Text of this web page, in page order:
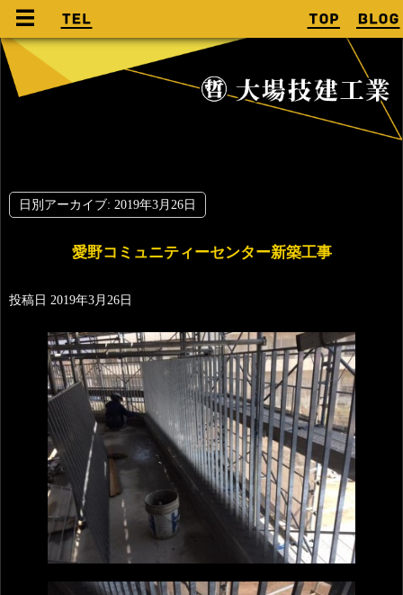
日別アーカイブ: 2019年3月26日
愛野コミュニティーセンター新築工事
投稿日 2019年3月26日